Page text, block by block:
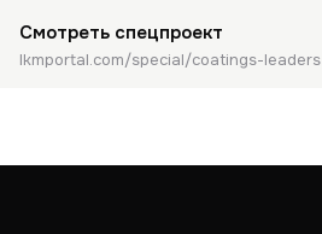
Смотреть спецпроект
lkmportal.com/special/coatings-leaders